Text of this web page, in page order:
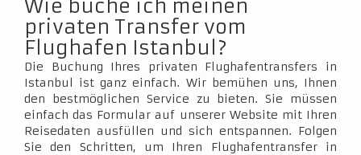
Wie buche ich meinen
privaten Transfer vom
Flughafen Istanbul?
Die Buchung Ihres privaten Flughafentransfers in
Istanbul ist ganz einfach. Wir bemühen uns, Ihnen
den bestmöglichen Service zu bieten. Sie müssen
einfach das Formular auf unserer Website mit Ihren
Reisedaten ausfüllen und sich entspannen. Folgen
Sie den Schritten, um Ihren Flughafentransfer in